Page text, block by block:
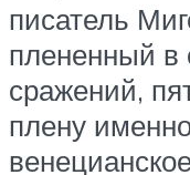
писатель
плененный в
сражений,
плену